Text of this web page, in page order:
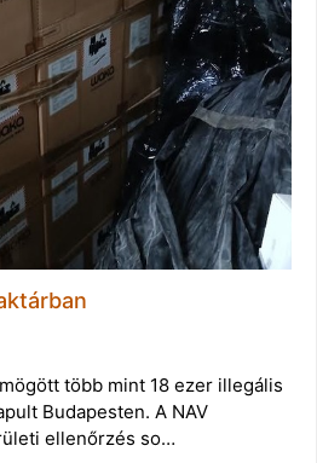
több mint 18 ezer illegális
Budapesten. A NAV
ellenőrzés so…